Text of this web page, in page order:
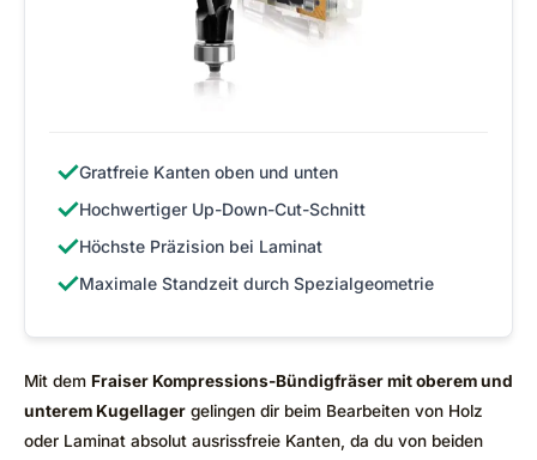
✓Gratfreie Kanten oben und unten
✓Hochwertiger Up-Down-Cut-Schnitt
✓Höchste Präzision bei Laminat
✓Maximale Standzeit durch Spezialgeometrie
Mit dem Fraiser Kompressions-Bündigfräser mit oberem und
unterem Kugellager gelingen dir beim Bearbeiten von Holz
oder Laminat absolut ausrissfreie Kanten, da du von beiden